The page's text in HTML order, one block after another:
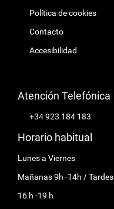
Política de cookies
Contacto
Accesibilidad
Atención Telefónica
+34 923 184 183
Horario habitual
Lunes a Viernes
Mañanas 9h -14h / Tardes
16 h -19 h